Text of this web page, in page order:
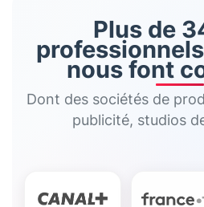
Plus de
nous font
Dont des sociétés de
publicité, studios